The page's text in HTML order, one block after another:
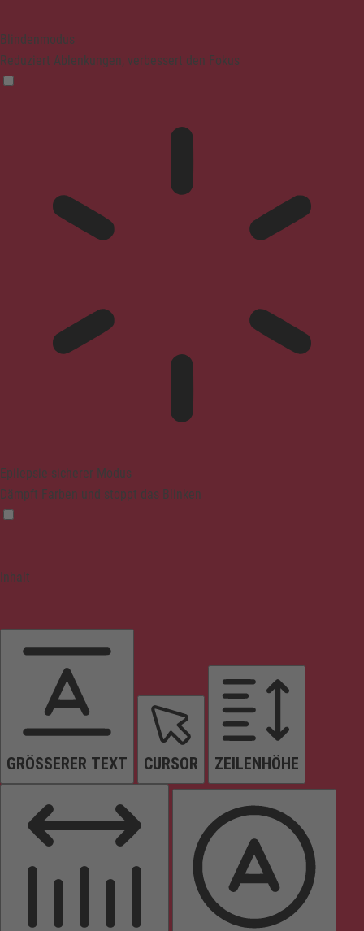
Blindenmodus
Reduziert Ablenkungen, verbessert den Fokus
Epilepsie-sicherer Modus
Dämpft Farben und stoppt das Blinken
Inhalt
GRÖSSERER TEXT CURSOR ZEILENHÖHE